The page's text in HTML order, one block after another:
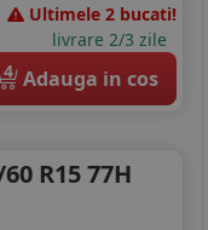
Ultimele 2 bucati!
livrare 2/3 zile
4 Adauga in cos
R15 77H